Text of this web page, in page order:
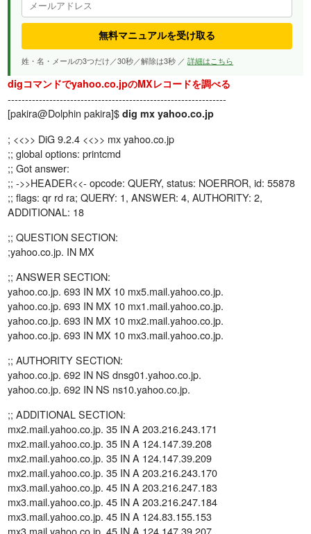
無料マニュアルを受け取る
姓・名・メールの3つだけ／30秒／解除は3秒 ／詳細はこちら
digコマンドでyahoo.co.jpのMXレコードを調べる
---------------------------------------------------------------
[pakira@Dolphin pakira]$dig mx yahoo.co.jp
; <<>> DiG 9.2.4 <<>> mx yahoo.co.jp
;; global options: printcmd
;; Got answer:
;; ->>HEADER<<- opcode: QUERY, status: NOERROR, id: 55878
;; flags: qr rd ra; QUERY: 1, ANSWER: 4, AUTHORITY: 2,
ADDITIONAL: 18
;; QUESTION SECTION:
;yahoo.co.jp. IN MX
;; ANSWER SECTION:
yahoo.co.jp. 693 IN MX 10 mx5.mail.yahoo.co.jp.
yahoo.co.jp. 693 IN MX 10 mx1.mail.yahoo.co.jp.
yahoo.co.jp. 693 IN MX 10 mx2.mail.yahoo.co.jp.
yahoo.co.jp. 693 IN MX 10 mx3.mail.yahoo.co.jp.
;; AUTHORITY SECTION:
yahoo.co.jp. 692 IN NS dnsg01.yahoo.co.jp.
yahoo.co.jp. 692 IN NS ns10.yahoo.co.jp.
;; ADDITIONAL SECTION:
mx2.mail.yahoo.co.jp. 35 IN A 203.216.243.171
mx2.mail.yahoo.co.jp. 35 IN A 124.147.39.208
mx2.mail.yahoo.co.jp. 35 IN A 124.147.39.209
mx2.mail.yahoo.co.jp. 35 IN A 203.216.243.170
mx3.mail.yahoo.co.jp. 45 IN A 203.216.247.183
mx3.mail.yahoo.co.jp. 45 IN A 203.216.247.184
mx3.mail.yahoo.co.jp. 45 IN A 124.83.155.153
mx3.mail.yahoo.co.jp. 45 IN A 124.147.39.207